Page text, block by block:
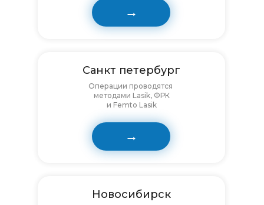
→
Санкт петербург
Операции проводятся
методами Lasik, ФРК
и Femto Lasik
→
Новосибирск